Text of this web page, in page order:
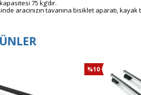
75 kg’dır.
aracınızın tavanına bisiklet aparatı,
%10